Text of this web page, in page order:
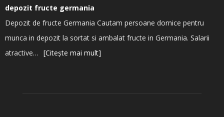
depozit fructe germania
Depozit de fructe Germania Cautam persoane dornice pentru
munca in depozit la sortat si ambalat fructe in Germania. Salarii
atractive… [Citește mai mult]